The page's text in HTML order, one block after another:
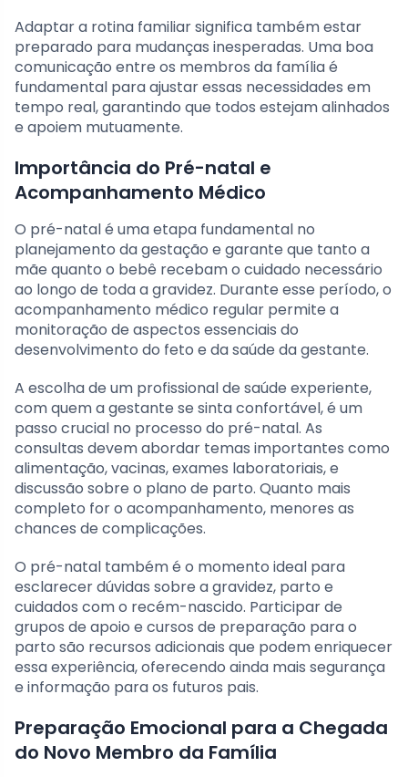
Adaptar a rotina familiar significa também estar
preparado para mudanças inesperadas. Uma boa
comunicação entre os membros da família é
fundamental para ajustar essas necessidades em
tempo real, garantindo que todos estejam alinhados
e apoiem mutuamente.
Importância do Pré-natal e
Acompanhamento Médico
O pré-natal é uma etapa fundamental no
planejamento da gestação e garante que tanto a
mãe quanto o bebê recebam o cuidado necessário
ao longo de toda a gravidez. Durante esse período, o
acompanhamento médico regular permite a
monitoração de aspectos essenciais do
desenvolvimento do feto e da saúde da gestante.
A escolha de um profissional de saúde experiente,
com quem a gestante se sinta confortável, é um
passo crucial no processo do pré-natal. As
consultas devem abordar temas importantes como
alimentação, vacinas, exames laboratoriais, e
discussão sobre o plano de parto. Quanto mais
completo for o acompanhamento, menores as
chances de complicações.
O pré-natal também é o momento ideal para
esclarecer dúvidas sobre a gravidez, parto e
cuidados com o recém-nascido. Participar de
grupos de apoio e cursos de preparação para o
parto são recursos adicionais que podem enriquecer
essa experiência, oferecendo ainda mais segurança
e informação para os futuros pais.
Preparação Emocional para a Chegada
do Novo Membro da Família